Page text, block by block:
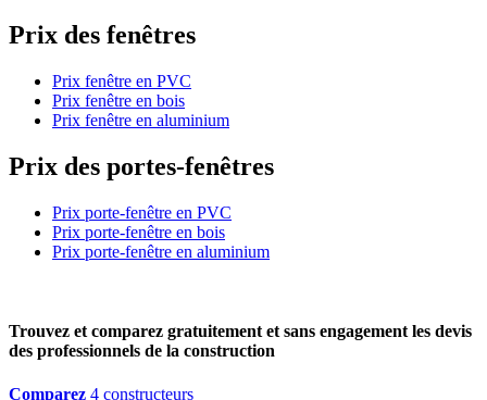
Prix des fenêtres
Prix fenêtre en PVC
Prix fenêtre en bois
Prix fenêtre en aluminium
Prix des portes-fenêtres
Prix porte-fenêtre en PVC
Prix porte-fenêtre en bois
Prix porte-fenêtre en aluminium
Trouvez et comparez gratuitement et sans engagement les devis
des professionnels de la construction
Comparez 4 constructeurs